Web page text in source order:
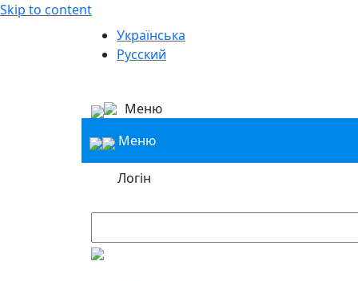
Skip to content
Українська
Русский
Меню
Меню
Логін